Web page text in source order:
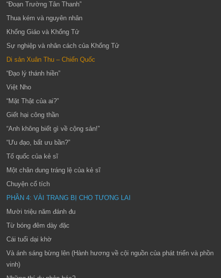
“Đoạn Trường Tân Thanh”
Thua kém và nguyên nhân
Khổng Giáo và Khổng Tử
Sự nghiệp và nhân cách của Khổng Tử
Di sản Xuân Thu – Chiến Quốc
“Đạo lý thánh hiền”
Việt Nho
“Mặt Thật của ai?”
Giết hại công thần
“Anh không biết gì về cộng sản!”
“Ưu đạo, bất ưu bần?”
Tổ quốc của kẻ sĩ
Một chân dung tráng lệ của kẻ sĩ
Chuyện cổ tích
PHẦN 4: VÀI TRANG BỊ CHO TƯƠNG LAI
Mười triệu năm đánh đu
Từ bóng đêm dày đặc
Cái tuổi dại khờ
Và ánh sáng bừng lên (Hành hương về cội nguồn của phát triển và phồn
vinh)